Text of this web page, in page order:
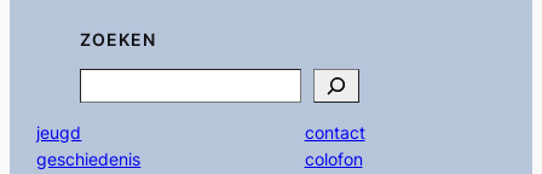
ZOEKEN
jeugd
geschiedenis
contact
colofon